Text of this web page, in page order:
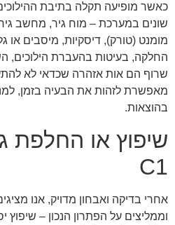
כאשר מופיעה תקלה בתיבת ההילוכים,
שונים במערכת – מוח גיר, מחשב גיר,
מומנט (טורק), דיסקיות, מיסבים או
החלקה, בעיטות בהעברת הילוכים,
שרוף הם אות אזהרה שכדאי לא
מאפשרת לזהות את הבעיה בזמן,
בהוצאות.
שיפוץ או החלפת
C1
אחרי בדיקה ואבחון מדויק, אנו
וממליצים על הפתרון הנכון – שיפוץ